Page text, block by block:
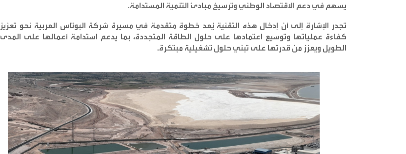
يسهم في دعم الاقتصاد الوطني وترسيخ مبادئ التنمية المستدامة.
تجدر الإشارة إلى أن إدخال هذه التقنية يُعد خطوة متقدمة في مسيرة شركة البوتاس العربية نحو تعزيز
كفاءة عملياتها وتوسيع اعتمادها على حلول الطاقة المتجددة، بما يدعم استدامة أعمالها على المدى
الطويل ويعزز من قدرتها على تبني حلول تشغيلية مبتكرة.